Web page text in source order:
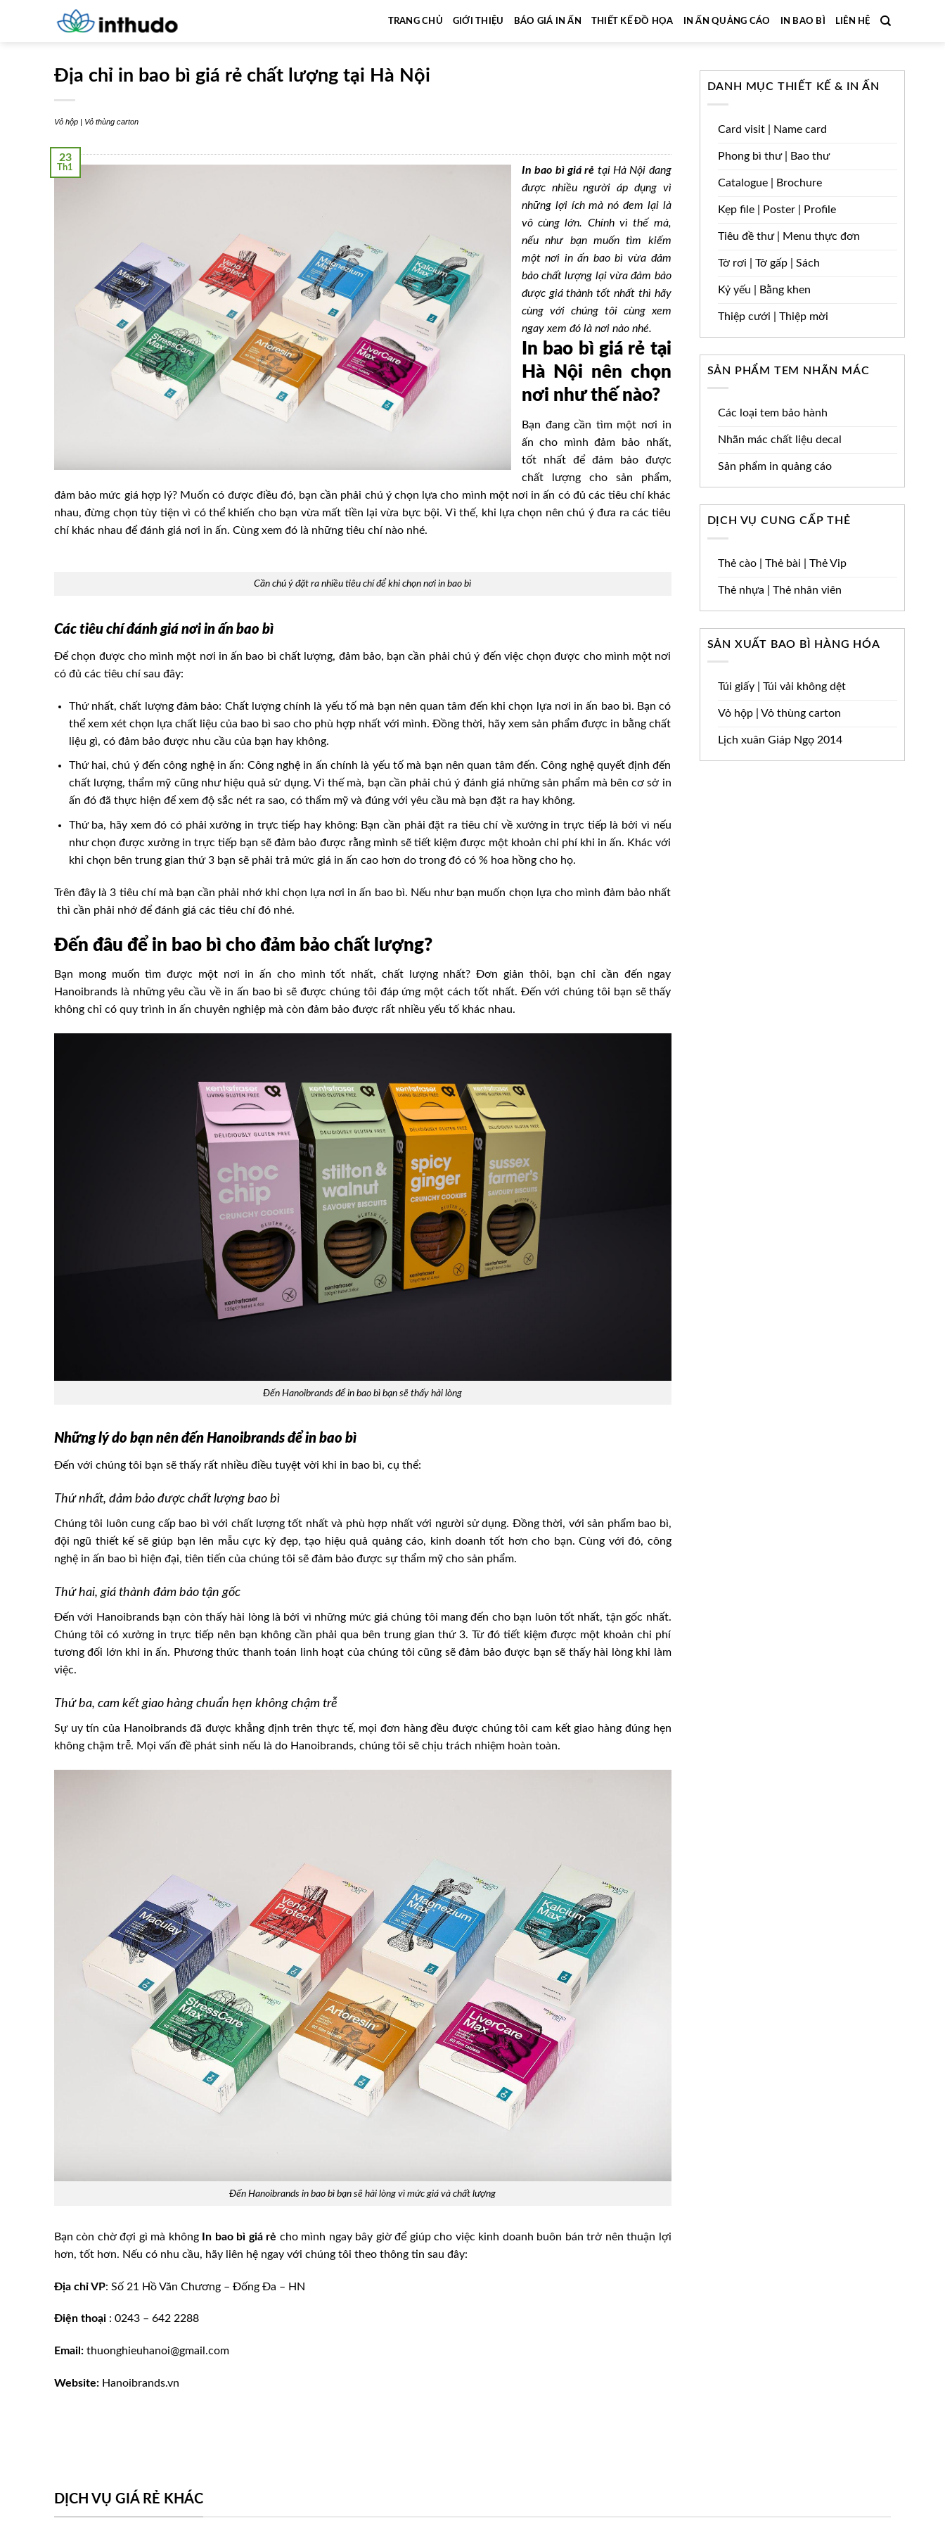
TRANG CHỦ GIỚI THIỆU BÁO GIÁ IN ẤN THIẾT KẾ ĐỒ HỌA IN ẤN QUẢNG CÁO IN BAO BÌ LIÊN HỆ
Địa chỉ in bao bì giá rẻ chất lượng tại Hà Nội
Vỏ hộp | Vỏ thùng carton
23
Th1 In bao bì giá rẻ tại Hà Nội đang
được nhiều người áp dụng vì
những lợi ích mà nó đem lại là
vô cùng lớn. Chính vì thế mà,
nếu như bạn muốn tìm kiếm
một nơi in ấn bao bì vừa đảm
bảo chất lượng lại vừa đảm bảo
được giá thành tốt nhất thì hãy
cùng với chúng tôi cùng xem
ngay xem đó là nơi nào nhé.
In bao bì giá rẻ tại
Hà Nội nên chọn
nơi như thế nào?
Bạn đang cần tìm một nơi in
ấn cho mình đảm bảo nhất,
tốt nhất để đảm bảo được
chất lượng cho sản phẩm,
đảm bảo mức giá hợp lý? Muốn có được điều đó, bạn cần phải chú ý chọn lựa cho mình một nơi in ấn có đủ các tiêu chí khác
nhau, đừng chọn tùy tiện vì có thể khiến cho bạn vừa mất tiền lại vừa bực bội. Vì thế, khi lựa chọn nên chú ý đưa ra các tiêu
chí khác nhau để đánh giá nơi in ấn. Cùng xem đó là những tiêu chí nào nhé.
Cần chú ý đặt ra nhiều tiêu chí để khi chọn nơi in bao bì
Các tiêu chí đánh giá nơi in ấn bao bì
Để chọn được cho mình một nơi in ấn bao bì chất lượng, đảm bảo, bạn cần phải chú ý đến việc chọn được cho mình một nơi
có đủ các tiêu chí sau đây:
Thứ nhất, chất lượng đảm bảo: Chất lượng chính là yếu tố mà bạn nên quan tâm đến khi chọn lựa nơi in ấn bao bì. Bạn có
thể xem xét chọn lựa chất liệu của bao bì sao cho phù hợp nhất với mình. Đồng thời, hãy xem sản phẩm được in bằng chất
liệu gì, có đảm bảo được nhu cầu của bạn hay không.
Thứ hai, chú ý đến công nghệ in ấn: Công nghệ in ấn chính là yếu tố mà bạn nên quan tâm đến. Công nghệ quyết định đến
chất lượng, thẩm mỹ cũng như hiệu quả sử dụng. Vì thế mà, bạn cần phải chú ý đánh giá những sản phẩm mà bên cơ sở in
ấn đó đã thực hiện để xem độ sắc nét ra sao, có thẩm mỹ và đúng với yêu cầu mà bạn đặt ra hay không.
Thứ ba, hãy xem đó có phải xưởng in trực tiếp hay không: Bạn cần phải đặt ra tiêu chí về xưởng in trực tiếp là bởi vì nếu
như chọn được xưởng in trực tiếp bạn sẽ đảm bảo được rằng mình sẽ tiết kiệm được một khoản chi phí khi in ấn. Khác với
khi chọn bên trung gian thứ 3 bạn sẽ phải trả mức giá in ấn cao hơn do trong đó có % hoa hồng cho họ.
Trên đây là 3 tiêu chí mà bạn cần phải nhớ khi chọn lựa nơi in ấn bao bì. Nếu như bạn muốn chọn lựa cho mình đảm bảo nhất
thì cần phải nhớ để đánh giá các tiêu chí đó nhé.
Đến đâu để in bao bì cho đảm bảo chất lượng?
Bạn mong muốn tìm được một nơi in ấn cho mình tốt nhất, chất lượng nhất? Đơn giản thôi, bạn chỉ cần đến ngay
Hanoibrands là những yêu cầu về in ấn bao bì sẽ được chúng tôi đáp ứng một cách tốt nhất. Đến với chúng tôi bạn sẽ thấy
không chỉ có quy trình in ấn chuyên nghiệp mà còn đảm bảo được rất nhiều yếu tố khác nhau.
Đến Hanoibrands để in bao bì bạn sẽ thấy hài lòng
Những lý do bạn nên đến Hanoibrands để in bao bì
Đến với chúng tôi bạn sẽ thấy rất nhiều điều tuyệt vời khi in bao bì, cụ thể:
Thứ nhất, đảm bảo được chất lượng bao bì
Chúng tôi luôn cung cấp bao bì với chất lượng tốt nhất và phù hợp nhất với người sử dụng. Đồng thời, với sản phẩm bao bì,
đội ngũ thiết kế sẽ giúp bạn lên mẫu cực kỳ đẹp, tạo hiệu quả quảng cáo, kinh doanh tốt hơn cho bạn. Cùng với đó, công
nghệ in ấn bao bì hiện đại, tiên tiến của chúng tôi sẽ đảm bảo được sự thẩm mỹ cho sản phẩm.
Thứ hai, giá thành đảm bảo tận gốc
Đến với Hanoibrands bạn còn thấy hài lòng là bởi vì những mức giá chúng tôi mang đến cho bạn luôn tốt nhất, tận gốc nhất.
Chúng tôi có xưởng in trực tiếp nên bạn không cần phải qua bên trung gian thứ 3. Từ đó tiết kiệm được một khoản chi phí
tương đối lớn khi in ấn. Phương thức thanh toán linh hoạt của chúng tôi cũng sẽ đảm bảo được bạn sẽ thấy hài lòng khi làm
việc.
Thứ ba, cam kết giao hàng chuẩn hẹn không chậm trễ
Sự uy tín của Hanoibrands đã được khẳng định trên thực tế, mọi đơn hàng đều được chúng tôi cam kết giao hàng đúng hẹn
không chậm trễ. Mọi vấn đề phát sinh nếu là do Hanoibrands, chúng tôi sẽ chịu trách nhiệm hoàn toàn.
Đến Hanoibrands in bao bì bạn sẽ hài lòng vì mức giá và chất lượng
Bạn còn chờ đợi gì mà không In bao bì giá rẻ cho mình ngay bây giờ để giúp cho việc kinh doanh buôn bán trở nên thuận lợi
hơn, tốt hơn. Nếu có nhu cầu, hãy liên hệ ngay với chúng tôi theo thông tin sau đây:
Địa chỉ VP: Số 21 Hồ Văn Chương – Đống Đa – HN
Điện thoại : 0243 – 642 2288
Email: thuonghieuhanoi@gmail.com
Website: Hanoibrands.vn
DANH MỤC THIẾT KẾ & IN ẤN
Card visit | Name card
Phong bì thư | Bao thư
Catalogue | Brochure
Kẹp file | Poster | Profile
Tiêu đề thư | Menu thực đơn
Tờ rơi | Tờ gấp | Sách
Kỷ yếu | Bằng khen
Thiệp cưới | Thiệp mời
SẢN PHẨM TEM NHÃN MÁC
Các loại tem bảo hành
Nhãn mác chất liệu decal
Sản phẩm in quảng cáo
DỊCH VỤ CUNG CẤP THẺ
Thẻ cào | Thẻ bài | Thẻ Vip
Thẻ nhựa | Thẻ nhân viên
SẢN XUẤT BAO BÌ HÀNG HÓA
Túi giấy | Túi vải không dệt
Vỏ hộp | Vỏ thùng carton
Lịch xuân Giáp Ngọ 2014
DỊCH VỤ GIÁ RẺ KHÁC